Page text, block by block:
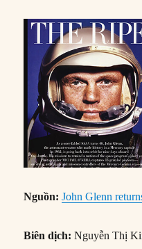
Nguồn:John Glenn
Biên dịch: Nguyễn Thị